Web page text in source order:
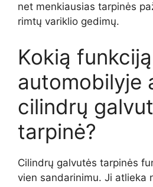
net menkiausias tarpinės
rimtų variklio gedimų.
Kokią funkciją
automobilyje
cilindrų
tarpinė?
Cilindrų galvutės tarpinės
vien sandarinimu. Ji atlieka